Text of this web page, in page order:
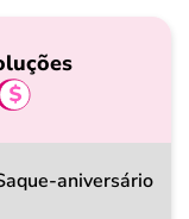
aniversário